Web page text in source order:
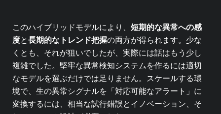
このハイブリッドモデルにより、 短期的な異常への感
度と長期的なトレンド把握の両方が得られます。少な
くとも、それが狙いでしたが、実際には話はもう少し
複雑でした。堅牢な異常検知システムを作るには適切
なモデルを選ぶだけでは足りません。スケールする環
境で、生の異常シグナルを「対応可能なアラート」に
変換するには、相当な試行錯誤とイノベーション、そ